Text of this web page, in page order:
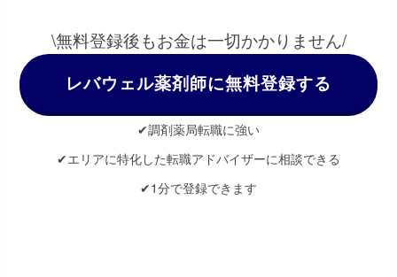
\無料登録後もお金は一切かかりません/
レバウェル薬剤師に無料登録する
✔調剤薬局転職に強い
✔エリアに特化した転職アドバイザーに相談できる
✔1分で登録できます